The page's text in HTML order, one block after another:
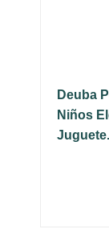
Deuba
Niños